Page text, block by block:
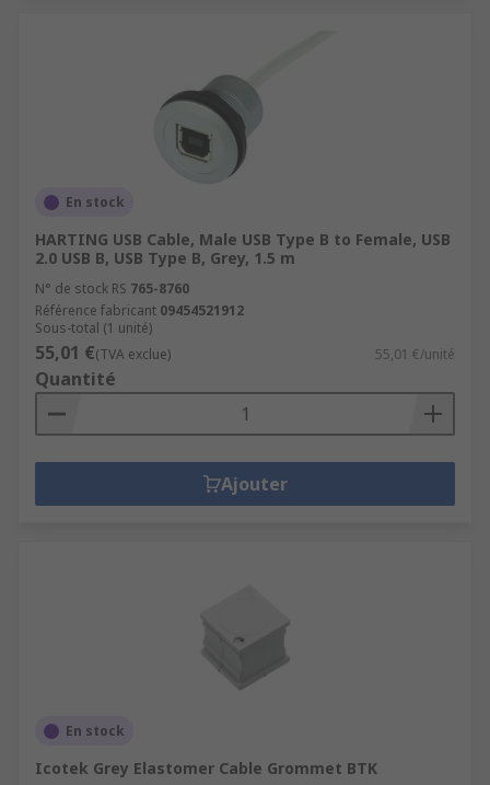
En stock
HARTING USB Cable, Male USB Type B to Female, USB
2.0 USB B, USB Type B, Grey, 1.5 m
N° de stock RS 765-8760
Référence fabricant 09454521912
Sous-total (1 unité)
55,01 €(TVA exclue) 55,01 €/unité
Quantité
Ajouter
En stock
Icotek Grey Elastomer Cable Grommet BTK